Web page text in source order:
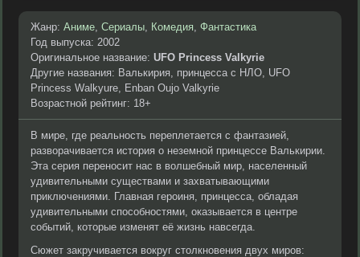
Жанр: Аниме, Сериалы, Комедия, Фантастика
Год выпуска: 2002
Оригинальное название: UFO Princess Valkyrie
Другие названия: Валькирия, принцесса с НЛО, UFO
Princess Walkyure, Enban Oujo Valkyrie
Возрастной рейтинг: 18+
В мире, где реальность переплетается с фантазией,
разворачивается история о неземной принцессе Валькирии.
Эта серия переносит нас в волшебный мир, населенный
удивительными существами и захватывающими
приключениями. Главная героиня, принцесса, обладая
удивительными способностями, оказывается в центре
событий, которые изменят её жизнь навсегда.
Сюжет закручивается вокруг столкновения двух миров: